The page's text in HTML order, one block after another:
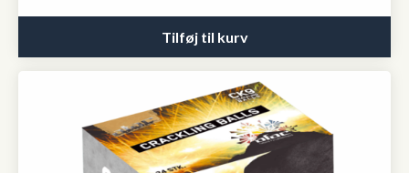
Tilføj til kurv